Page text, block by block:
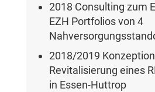
2018 Consulting zum
EZH Portfolios von 4
2018/2019
Revitalisierung eines
in Essen-Huttrop